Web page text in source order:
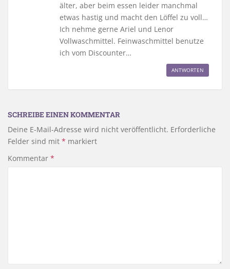
älter, aber beim essen leider manchmal
etwas hastig und macht den Löffel zu voll…
Ich nehme gerne Ariel und Lenor
Vollwaschmittel. Feinwaschmittel benutze
ich vom Discounter…
ANTWORTEN
SCHREIBE EINEN KOMMENTAR
Deine E-Mail-Adresse wird nicht veröffentlicht. Erforderliche
Felder sind mit * markiert
Kommentar *